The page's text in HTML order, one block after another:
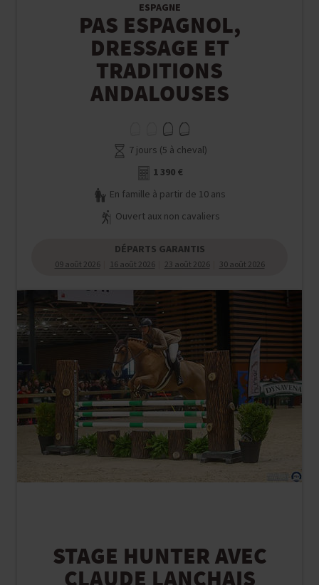
ESPAGNE
PAS ESPAGNOL,
DRESSAGE ET
TRADITIONS
ANDALOUSES
7 jours (5 à cheval)
1 390 €
En famille à partir de 10 ans
Ouvert aux non cavaliers
DÉPARTS GARANTIS
09 août 2026 16 août 2026 23 août 2026 30 août 2026
STAGE HUNTER AVEC